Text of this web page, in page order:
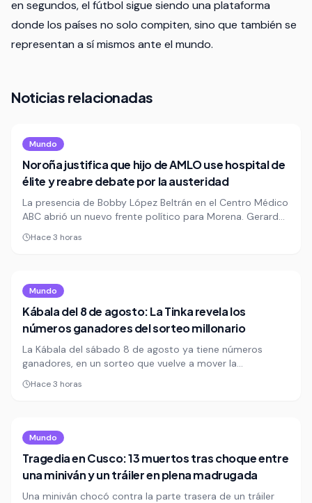
en segundos, el fútbol sigue siendo una plataforma
donde los países no solo compiten, sino que también se
representan a sí mismos ante el mundo.
Noticias relacionadas
Mundo
Noroña justifica que hijo de AMLO use hospital de
élite y reabre debate por la austeridad
La presencia de Bobby López Beltrán en el Centro Médico
ABC abrió un nuevo frente político para Morena. Gerardo
Fernández Noroña salió a defenderlo y minimizó el costo
de atenderse en un hospital privado de élite.
Hace 3 horas
Mundo
Kábala del 8 de agosto: La Tinka revela los
números ganadores del sorteo millonario
La Kábala del sábado 8 de agosto ya tiene números
ganadores, en un sorteo que vuelve a mover la
expectativa de miles de apostadores en Perú. La Tinka
confirmó los resultados del juego millonario, una cita
Hace 3 horas
Mundo
Tragedia en Cusco: 13 muertos tras choque entre
una miniván y un tráiler en plena madrugada
Una miniván chocó contra la parte trasera de un tráiler